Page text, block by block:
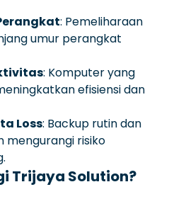
: Pemeliharaan
umur perangkat
: Komputer yang
efisiensi dan
Loss: Backup rutin dan
mengurangi risiko
Trijaya Solution?